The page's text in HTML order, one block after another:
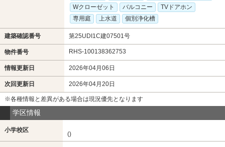
Wクローゼット
バルコニー
TVドアホン
専用庭
上水道 個別浄化槽
建築確認番号 第25UDI1C建07501号
物件番号 RHS-100138362753
情報更新日 2026年04月06日
次回更新日 2026年04月20日
※各種情報と差異がある場合は現況優先となります
学区情報
小学校区
()